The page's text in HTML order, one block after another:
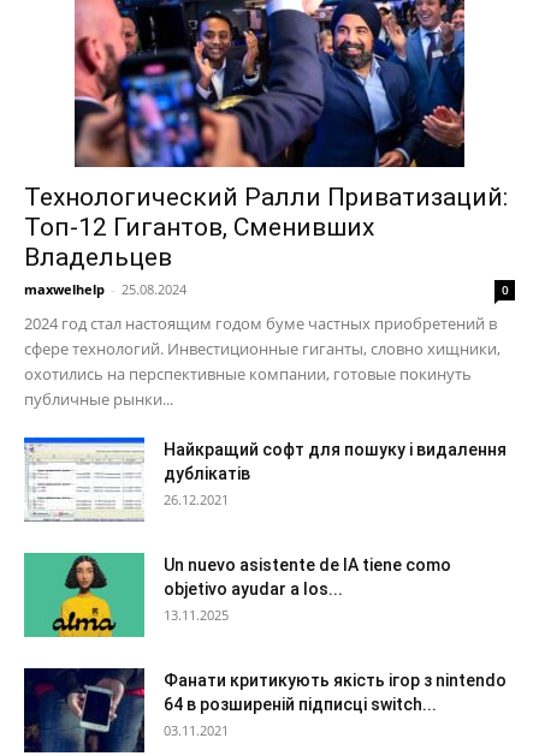
Технологический Ралли Приватизаций:
Топ-12 Гигантов, Сменивших
Владельцев
maxwelhelp - 25.08.2024 0
2024 год стал настоящим годом буме частных приобретений в
сфере технологий. Инвестиционные гиганты, словно хищники,
охотились на перспективные компании, готовые покинуть
публичные рынки...
Найкращий софт для пошуку і видалення
дублікатів
26.12.2021
Un nuevo asistente de IA tiene como
objetivo ayudar a los...
13.11.2025
Фанати критикують якість ігор з nintendo
64 в розширеній підписці switch...
03.11.2021